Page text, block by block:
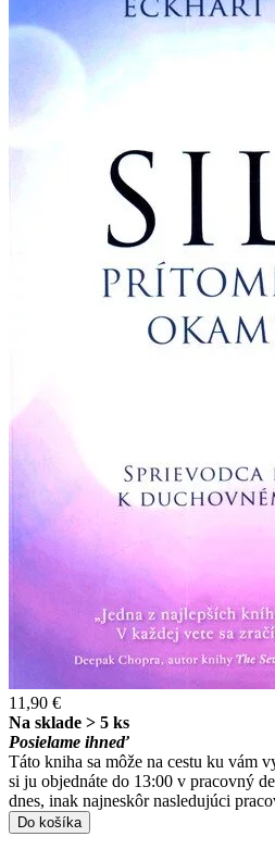
11,90 €
Na sklade > 5 ks
Posielame ihneď
Táto kniha sa môže na cestu ku vám
si ju objednáte do 13:00 v pracovný
dnes, inak najneskôr nasledujúci
Do košíka